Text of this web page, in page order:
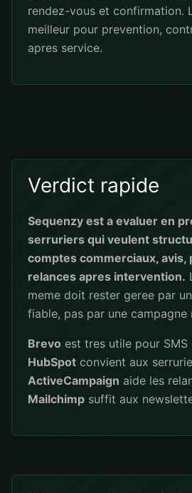
rendez-vous et confirmation.
meilleur pour prevention,
apres service.
Verdict rapide
Sequenzy est a evaluer en
serruriers qui veulent
comptes commerciaux, avis,
relances apres intervention.
meme doit rester geree par
fiable, pas par une campagne
Brevo est tres utile pour SMS
HubSpot convient aux
ActiveCampaign aide les
Mailchimp suffit aux